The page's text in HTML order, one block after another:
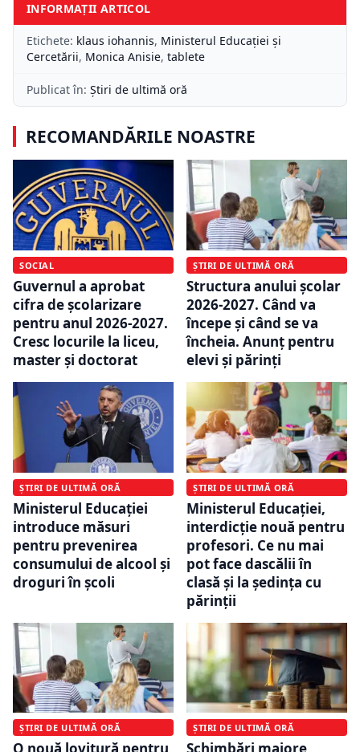
INFORMAȚII ARTICOL
Etichete: klaus iohannis, Ministerul Educației și
Cercetării, Monica Anisie, tablete
Publicat în: Știri de ultimă oră
RECOMANDĂRILE NOASTRE
SOCIAL
Guvernul a aprobat
cifra de școlarizare
pentru anul 2026-2027.
Cresc locurile la liceu,
master și doctorat
ȘTIRI DE ULTIMĂ ORĂ
Structura anului şcolar
2026-2027. Când va
începe și când se va
încheia. Anunț pentru
elevi și părinți
ȘTIRI DE ULTIMĂ ORĂ
Ministerul Educației
introduce măsuri
pentru prevenirea
consumului de alcool și
droguri în școli
ȘTIRI DE ULTIMĂ ORĂ
Ministerul Educației,
interdicție nouă pentru
profesori. Ce nu mai
pot face dascălii în
clasă și la ședința cu
părinții
ȘTIRI DE ULTIMĂ ORĂ ȘTIRI DE ULTIMĂ ORĂ